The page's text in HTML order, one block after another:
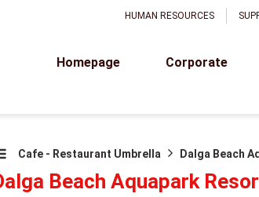
HUMAN RESOURCES
Homepage Corporate
Cafe - Restaurant Umbrella Dalga Beach
Beach Aquapark